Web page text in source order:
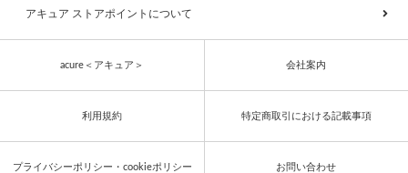
アキュア ストアポイントについて
acure＜アキュア＞ 会社案内
利用規約 特定商取引における記載事項
プライバシーポリシー・cookieポリシー お問い合わせ